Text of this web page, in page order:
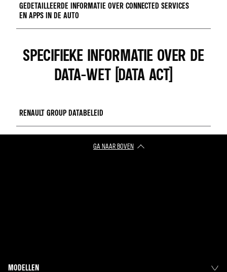
Accédez au document
GEDETAILLEERDE INFORMATIE OVER CONNECTED SERVICES
EN APPS IN DE AUTO
lees meer
SPECIFIEKE INFORMATIE OVER DE
DATA-WET (DATA ACT)
RENAULT GROUP DATABELEID
OPEN HET DOCUMENT
GA NAAR BOVEN
MODELLEN